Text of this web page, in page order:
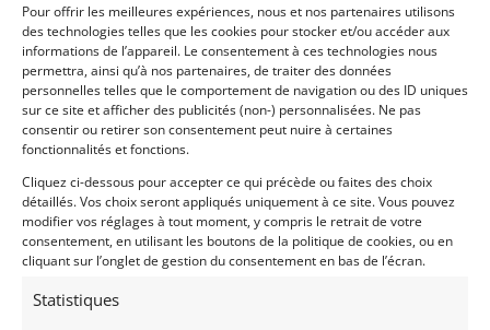
Pour offrir les meilleures expériences, nous et nos partenaires utilisons
des technologies telles que les cookies pour stocker et/ou accéder aux
informations de l’appareil. Le consentement à ces technologies nous
permettra, ainsi qu’à nos partenaires, de traiter des données
personnelles telles que le comportement de navigation ou des ID uniques
sur ce site et afficher des publicités (non-) personnalisées. Ne pas
consentir ou retirer son consentement peut nuire à certaines
fonctionnalités et fonctions.
Cliquez ci-dessous pour accepter ce qui précède ou faites des choix
détaillés. Vos choix seront appliqués uniquement à ce site. Vous pouvez
modifier vos réglages à tout moment, y compris le retrait de votre
consentement, en utilisant les boutons de la politique de cookies, ou en
cliquant sur l’onglet de gestion du consentement en bas de l’écran.
Statistiques